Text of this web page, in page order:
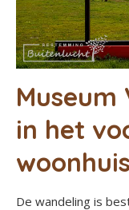
in het
De wandeling is